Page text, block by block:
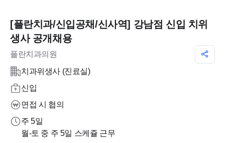
[플란치과/신입공채/신사역] 강남점 신입 치위
생사 공개채용
플란치과의원
치과위생사 (진료실)
신입
면접 시 협의
주 5일
월-토 중 주 5일 스케쥴 근무